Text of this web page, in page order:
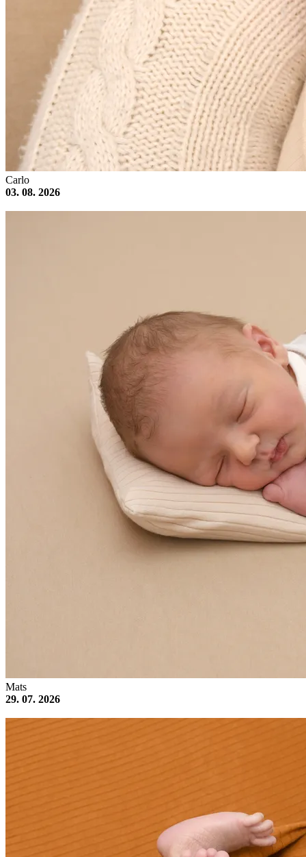
Carlo
03. 08. 2026
Mats
29. 07. 2026